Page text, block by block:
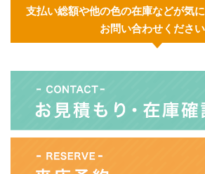
支払い総額や他の色の在庫などが気
お問い合わせください